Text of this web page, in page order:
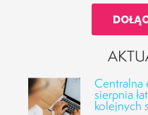
Centralna
sierpnia
kolejnych